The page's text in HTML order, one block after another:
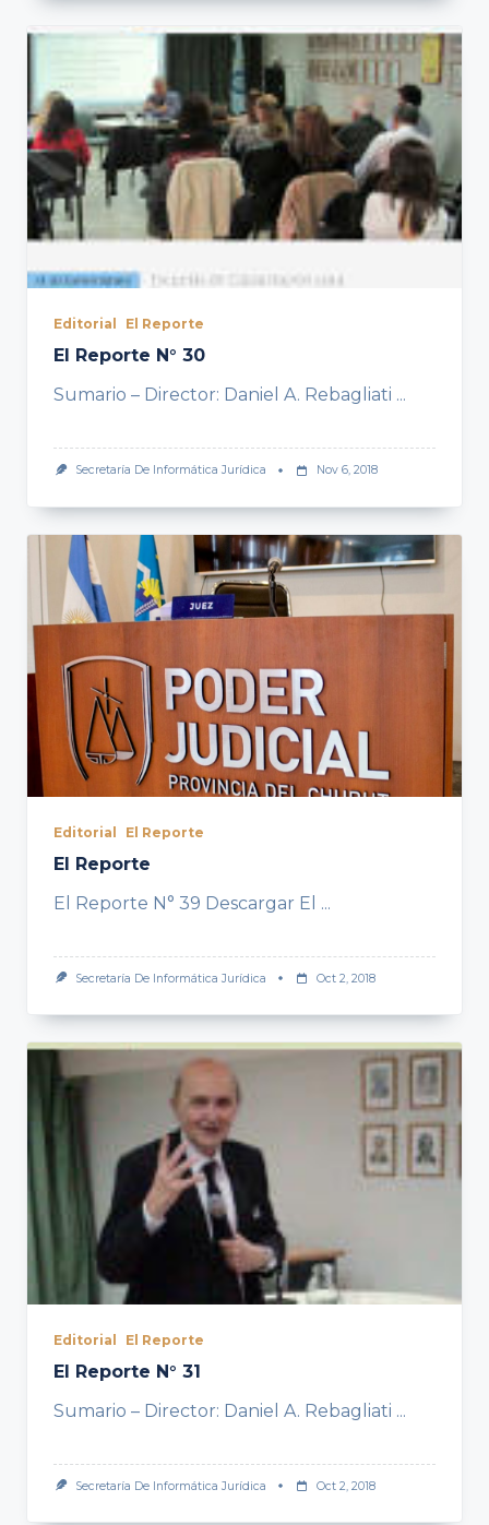
Editorial El Reporte
El Reporte N° 30
Sumario – Director: Daniel A. Rebagliati ...
Secretaría De Informática Jurídica Nov 6, 2018
Editorial El Reporte
El Reporte
El Reporte N° 39 Descargar El ...
Secretaría De Informática Jurídica Oct 2, 2018
Editorial El Reporte
El Reporte N° 31
Sumario – Director: Daniel A. Rebagliati ...
Secretaría De Informática Jurídica Oct 2, 2018